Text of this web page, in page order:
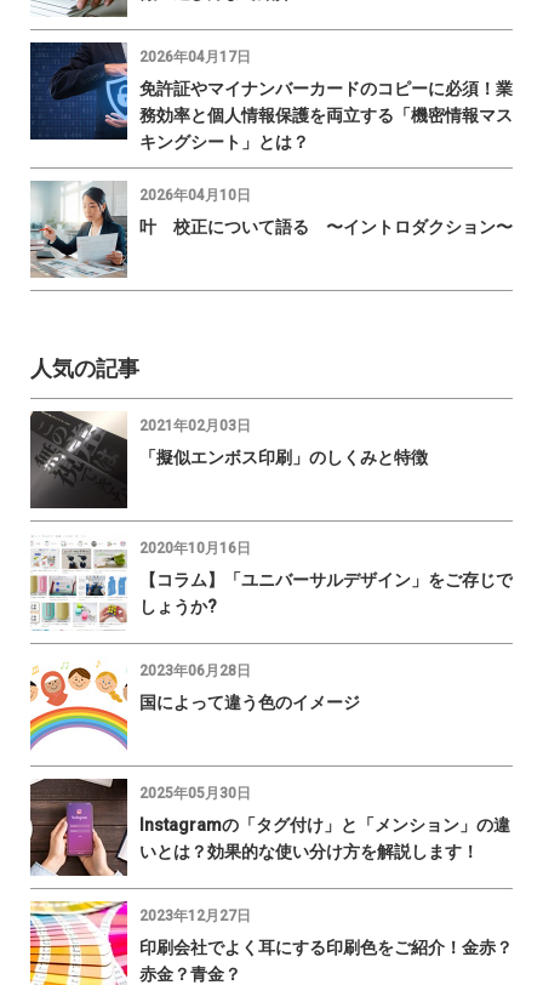
2026年04月17日
免許証やマイナンバーカードのコピーに必須！業
務効率と個人情報保護を両立する「機密情報マス
キングシート」とは？
2026年04月10日
叶 校正について語る 〜イントロダクション〜
人気の記事
2021年02月03日
「擬似エンボス印刷」のしくみと特徴
2020年10月16日
【コラム】「ユニバーサルデザイン」をご存じで
しょうか?
2023年06月28日
国によって違う色のイメージ
2025年05月30日
Instagramの「タグ付け」と「メンション」の違
いとは？効果的な使い分け方を解説します！
2023年12月27日
印刷会社でよく耳にする印刷色をご紹介！金赤？
赤金？青金？